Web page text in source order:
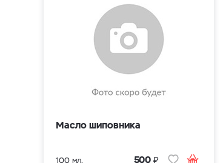
Масло шиповника
100 мл. 500 ₽